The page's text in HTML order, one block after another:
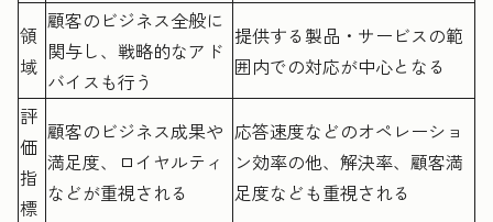
領
域
顧客のビジネス全般に
関与し、戦略的なアド
バイスも行う
提供する製品・サービスの範
囲内での対応が中心となる
評
価
指
標
顧客のビジネス成果や
満足度、ロイヤルティ
などが重視される
応答速度などのオペレーショ
ン効率の他、解決率、顧客満
足度なども重視される